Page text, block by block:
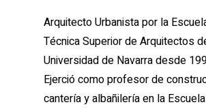
Arquitecto Urbanista por la
Técnica Superior de Arquitectos
Universidad de Navarra desde
Ejerció como profesor de
cantería y albañilería en la